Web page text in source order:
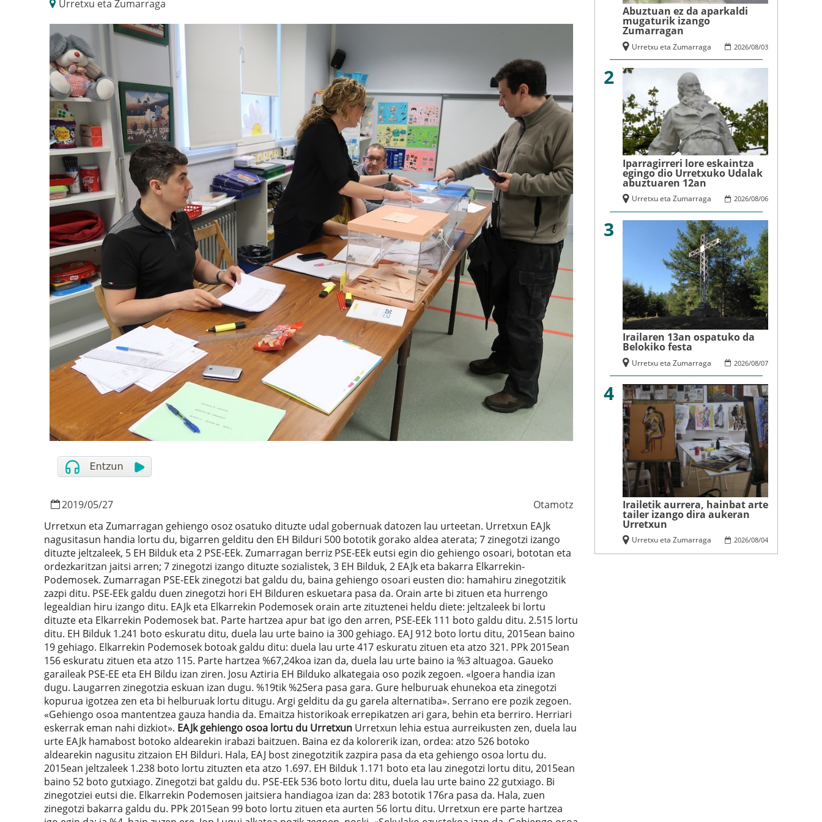
Urretxu eta Zumarraga
2019/05/27
Otamotz
Urretxun eta Zumarragan gehiengo osoz osatuko dituzte udal gobernuak datozen lau urteetan. Urretxun EAJk
nagusitasun handia lortu du, bigarren gelditu den EH Bilduri 500 bototik gorako aldea aterata; 7 zinegotzi izango
dituzte jeltzaleek, 5 EH Bilduk eta 2 PSE-EEk. Zumarragan berriz PSE-EEk eutsi egin dio gehiengo osoari, bototan eta
ordezkaritzan jaitsi arren; 7 zinegotzi izango dituzte sozialistek, 3 EH Bilduk, 2 EAJk eta bakarra Elkarrekin-
Podemosek. Zumarragan PSE-EEk zinegotzi bat galdu du, baina gehiengo osoari eusten dio: hamahiru zinegotzitik
zazpi ditu. PSE-EEk galdu duen zinegotzi hori EH Bilduren eskuetara pasa da. Orain arte bi zituen eta hurrengo
legealdian hiru izango ditu. EAJk eta Elkarrekin Podemosek orain arte zituztenei heldu diete: jeltzaleek bi lortu
dituzte eta Elkarrekin Podemosek bat. Parte hartzea apur bat igo den arren, PSE-EEk 111 boto galdu ditu. 2.515 lortu
ditu. EH Bilduk 1.241 boto eskuratu ditu, duela lau urte baino ia 300 gehiago. EAJ 912 boto lortu ditu, 2015ean baino
19 gehiago. Elkarrekin Podemosek botoak galdu ditu: duela lau urte 417 eskuratu zituen eta atzo 321. PPk 2015ean
156 eskuratu zituen eta atzo 115. Parte hartzea %67,24koa izan da, duela lau urte baino ia %3 altuagoa. Gaueko
garaileak PSE-EE eta EH Bildu izan ziren. Josu Aztiria EH Bilduko alkategaia oso pozik zegoen. «Igoera handia izan
dugu. Laugarren zinegotzia eskuan izan dugu. %19tik %25era pasa gara. Gure helburuak ehunekoa eta zinegotzi
kopurua igotzea zen eta bi helburuak lortu ditugu. Argi gelditu da gu garela alternatiba». Serrano ere pozik zegoen.
«Gehiengo osoa mantentzea gauza handia da. Emaitza historikoak errepikatzen ari gara, behin eta berriro. Herriari
eskerrak eman nahi dizkiot». EAJk gehiengo osoa lortu du Urretxun Urretxun lehia estua aurreikusten zen, duela lau
urte EAJk hamabost botoko aldearekin irabazi baitzuen. Baina ez da kolorerik izan, ordea: atzo 526 botoko
aldearekin nagusitu zitzaion EH Bilduri. Hala, EAJ bost zinegotzitik zazpira pasa da eta gehiengo osoa lortu du.
2015ean jeltzaleek 1.238 boto lortu zituzten eta atzo 1.697. EH Bilduk 1.171 boto eta lau zinegotzi lortu ditu, 2015ean
baino 52 boto gutxiago. Zinegotzi bat galdu du. PSE-EEk 536 boto lortu ditu, duela lau urte baino 22 gutxiago. Bi
zinegotziei eutsi die. Elkarrekin Podemosen jaitsiera handiagoa izan da: 283 bototik 176ra pasa da. Hala, zuen
zinegotzi bakarra galdu du. PPk 2015ean 99 boto lortu zituen eta aurten 56 lortu ditu. Urretxun ere parte hartzea
Abuztuan ez da aparkaldi
mugaturik izango
Zumarragan
2026/08/03
Urretxu eta Zumarraga
2
Iparragirreri lore eskaintza
egingo dio Urretxuko Udalak
abuztuaren 12an
2026/08/06
Urretxu eta Zumarraga
3
Irailaren 13an ospatuko da
Belokiko festa
2026/08/07
Urretxu eta Zumarraga
4
Irailetik aurrera, hainbat arte
tailer izango dira aukeran
Urretxun
2026/08/04
Urretxu eta Zumarraga